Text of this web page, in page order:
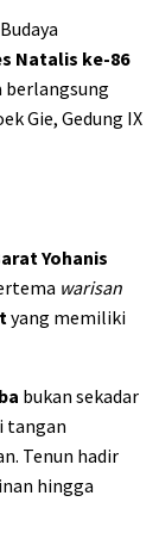
Natalis ke-86
berlangsung
Gie, Gedung IX
Yohanis
warisan
yang memiliki
bukan sekadar
tangan
Tenun hadir
hingga